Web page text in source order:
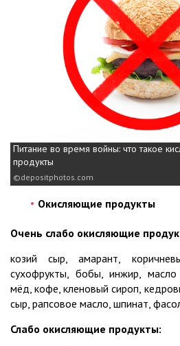
Питание во время войны: что такое
продукты
depositphotos.com
Окисляющие продукты
Очень слабо окисляющие
козий сыр, амарант,
сухофрукты, бобы, инжир, масло
мёд, кофе, кленовый сироп,
сыр, рапсовое масло, шпинат,
Слабо окисляющие продукты: